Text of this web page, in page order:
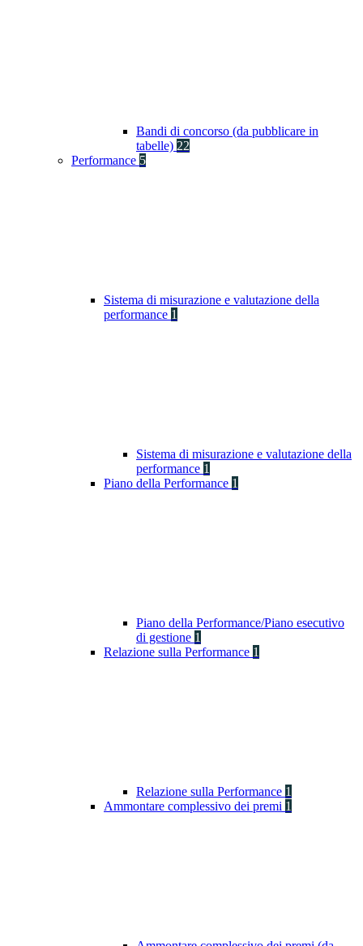
Bandi di concorso (da pubblicare in
tabelle) 22
Performance 5
Sistema di misurazione e valutazione della
performance 1
Sistema di misurazione e valutazione della
performance 1
Piano della Performance 1
Piano della Performance/Piano esecutivo
di gestione 1
Relazione sulla Performance 1
Relazione sulla Performance 1
Ammontare complessivo dei premi 1